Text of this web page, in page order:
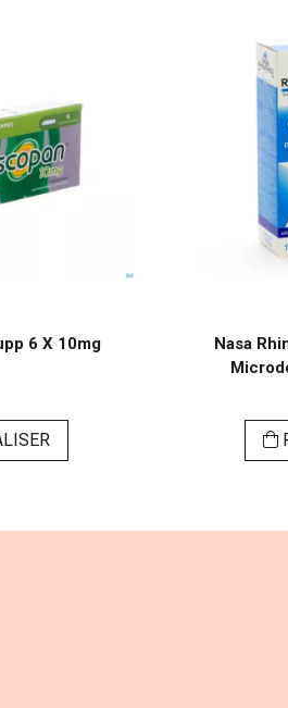
6 X 10mg
Nasa